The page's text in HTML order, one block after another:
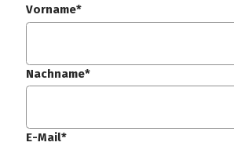
Vorname*
Nachname*
E-Mail*